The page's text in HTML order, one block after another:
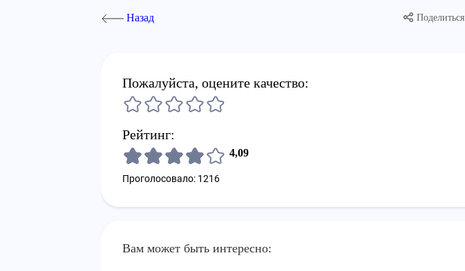
Назад Поделиться
Пожалуйста, оцените качество:
Рейтинг:
4,09
Проголосовало: 1216
Вам может быть интересно: